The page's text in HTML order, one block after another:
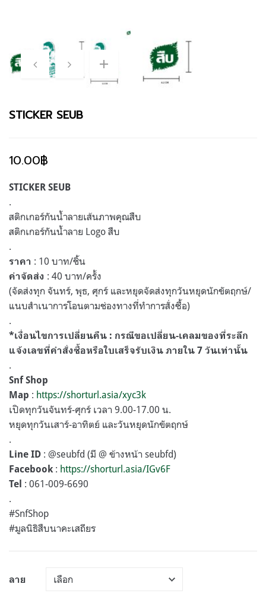
STICKER SEUB
10.00฿
STICKER SEUB
.
สติกเกอร์กันน้ำลายเส้นภาพคุณสืบ
สติกเกอร์กันน้ำลาย Logo สืบ
.
ราคา : 10 บาท/ชิ้น
ค่าจัดส่ง : 40 บาท/ครั้ง
(จัดส่งทุก จันทร์, พุธ, ศุกร์ และหยุดจัดส่งทุกวันหยุดนักขัตฤกษ์/
แนบสำเนาการโอนตามช่องทางที่ทำการสั่งซื้อ)
.
*เงื่อนไขการเปลี่ยนคืน : กรณีขอเปลี่ยน-เคลมของที่ระลึก
แจ้งเลขที่คำสั่งซื้อหรือใบเสร็จรับเงิน ภายใน 7 วันเท่านั้น
.
Snf Shop
Map : https://shorturl.asia/xyc3k
เปิดทุกวันจันทร์-ศุกร์ เวลา 9.00-17.00 น.
หยุดทุกวันเสาร์-อาทิตย์ และวันหยุดนักขัตฤกษ์
.
Line ID : @seubfd (มี @ ข้างหน้า seubfd)
Facebook: https://shorturl.asia/IGv6F
Tel : 061-009-6690
.
#SnfShop
#มูลนิธิสืบนาคะเสถียร
ลาย